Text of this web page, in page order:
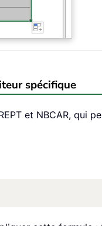
spécifique
et NBCAR, qui